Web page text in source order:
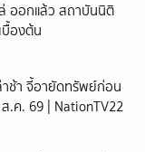
ออกแล้ว สถาบันนิติ
บื้องต้น
ช้า จี้อายัดทรัพย์ก่อน
.ค. 69 | NationTV22